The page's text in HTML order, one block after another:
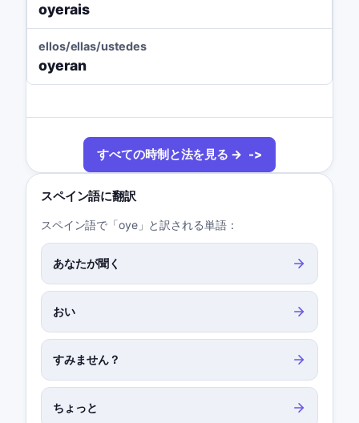
oyerais
ellos/ellas/ustedes
oyeran
すべての時制と法を見る →
スペイン語に翻訳
スペイン語で「oye」と訳される単語：
あなたが聞く
おい
すみません？
ちょっと